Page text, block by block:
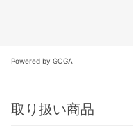
Powered by GOGA
取り扱い商品